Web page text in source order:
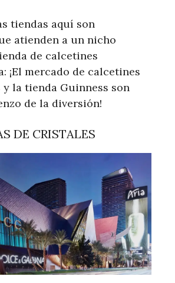
tiendas aquí son
atienden a un nicho
de calcetines
¡El mercado de calcetines
y la tienda Guinness son
de la diversión!
DE CRISTALES